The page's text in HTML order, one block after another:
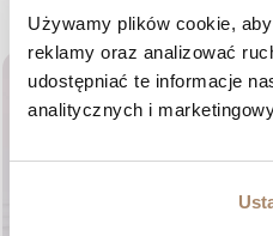
Używamy plików cookie,
reklamy oraz analizować
udostępniać te informacje
analitycznych i
favorite_border